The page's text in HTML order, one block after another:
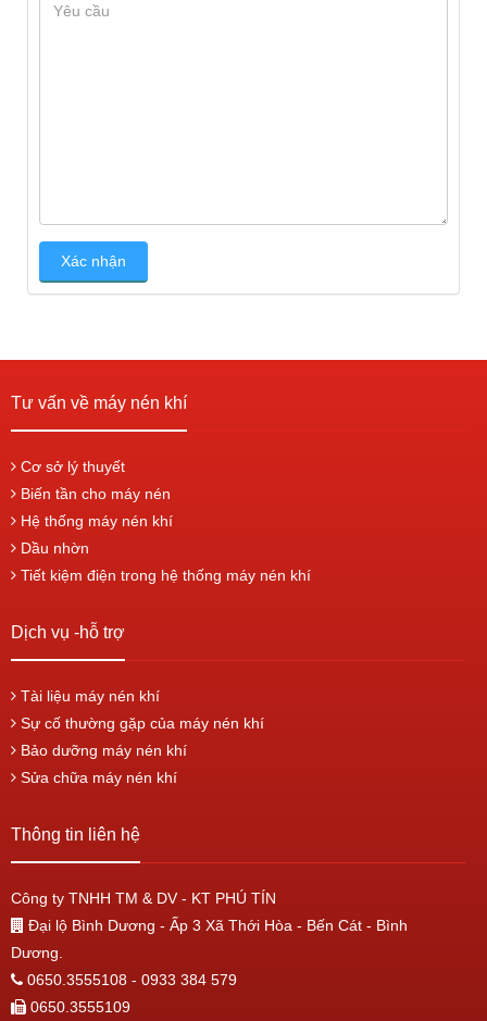
Tư vấn về máy nén khí
Cơ sở lý thuyết
Biến tần cho máy nén
Hệ thống máy nén khí
Dầu nhờn
Tiết kiệm điện trong hệ thống máy nén khí
Dịch vụ -hỗ trợ
Tài liệu máy nén khí
Sự cố thường gặp của máy nén khí
Bảo dưỡng máy nén khí
Sửa chữa máy nén khí
Thông tin liên hệ
Công ty TNHH TM & DV - KT PHÚ TÍN
Đại lộ Bình Dương - Ấp 3 Xã Thới Hòa - Bến Cát - Bình
Dương.
0650.3555108 - 0933 384 579
0650.3555109